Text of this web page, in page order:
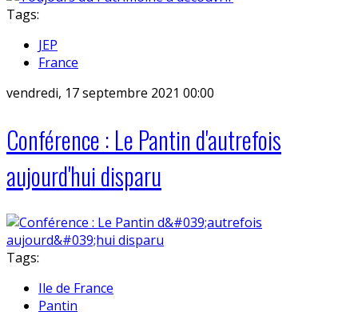
Tags:
JEP
France
vendredi, 17 septembre 2021 00:00
Conférence : Le Pantin d'autrefois
aujourd'hui disparu
Tags:
Ile de France
Pantin